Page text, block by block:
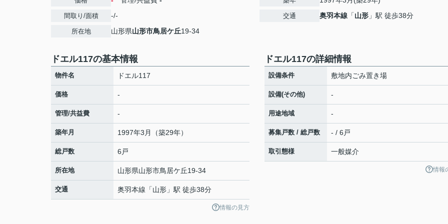
間取り/面積 -/-
所在地 山形県山形市鳥居ケ丘19-34
交通 奥羽本線 「山形 」駅 徒歩38分
ドエル117の基本情報
物件名 ドエル117
価格 -
管理/共益費 -
築年月 1997年3月（築29年）
総戸数 6戸
所在地 山形県山形市鳥居ケ丘19-34
交通 奥羽本線 「山形 」駅 徒歩38分
情報の見方
ドエル117の詳細情報
設備条件 敷地内ごみ置き場
設備(その他) -
用途地域 -
募集戸数 / 総戸数 - / 6戸
取引態様 一般媒介
情報